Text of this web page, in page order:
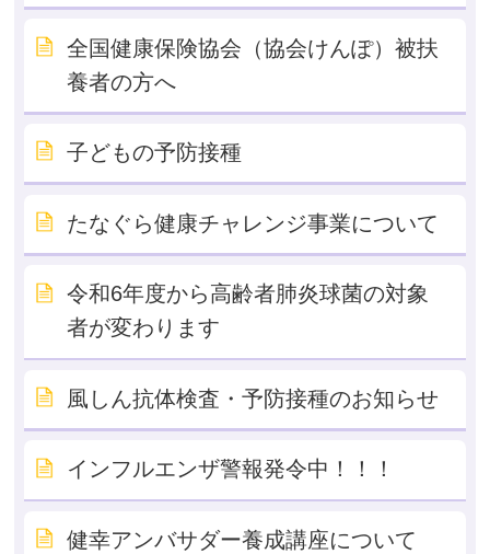
全国健康保険協会（協会けんぽ）被扶
養者の方へ
子どもの予防接種
たなぐら健康チャレンジ事業について
令和6年度から高齢者肺炎球菌の対象
者が変わります
風しん抗体検査・予防接種のお知らせ
インフルエンザ警報発令中！！！
健幸アンバサダー養成講座について